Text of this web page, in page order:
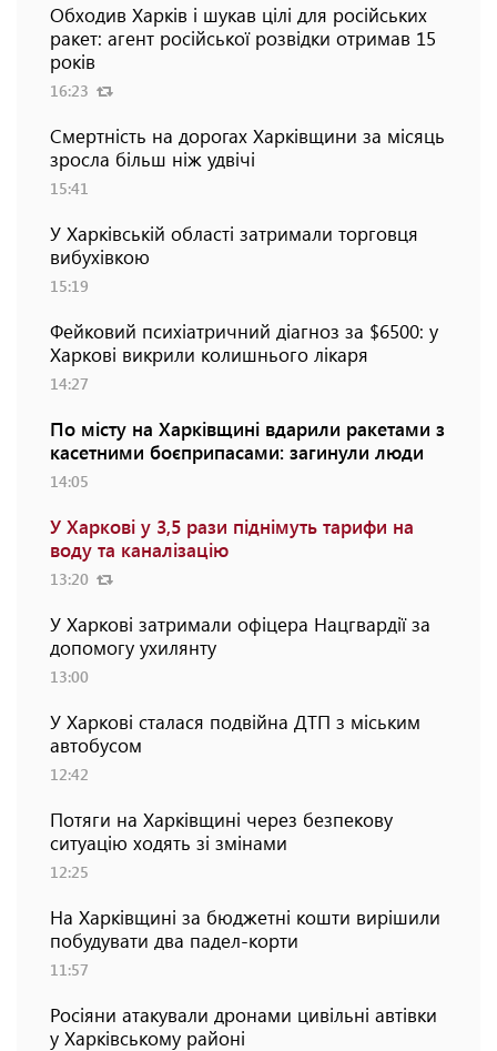
Обходив Харків і шукав цілі для російських
ракет: агент російської розвідки отримав 15
років
16:23
Смертність на дорогах Харківщини за місяць
зросла більш ніж удвічі
15:41
У Харківській області затримали торговця
вибухівкою
15:19
Фейковий психіатричний діагноз за $6500: у
Харкові викрили колишнього лікаря
14:27
По місту на Харківщині вдарили ракетами з
касетними боєприпасами: загинули люди
14:05
У Харкові у 3,5 рази піднімуть тарифи на
воду та каналізацію
13:20
У Харкові затримали офіцера Нацгвардії за
допомогу ухилянту
13:00
У Харкові сталася подвійна ДТП з міським
автобусом
12:42
Потяги на Харківщині через безпекову
ситуацію ходять зі змінами
12:25
На Харківщині за бюджетні кошти вирішили
побудувати два падел-корти
11:57
Росіяни атакували дронами цивільні автівки
у Харківському районі